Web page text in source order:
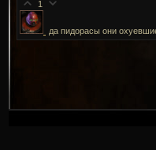
1
да пидорасы они